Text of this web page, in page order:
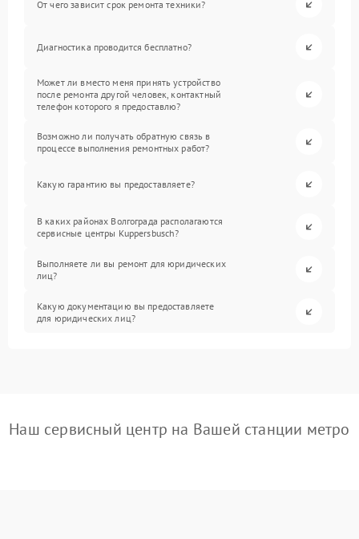
От чего зависит срок ремонта техники?
Диагностика проводится бесплатно?
Может ли вместо меня принять устройство
после ремонта другой человек, контактный
телефон которого я предоставлю?
Возможно ли получать обратную связь в
процессе выполнения ремонтных работ?
Какую гарантию вы предоставляете?
В каких районах Волгограда располагаются
сервисные центры Kuppersbusch?
Выполняете ли вы ремонт для юридических
лиц?
Какую документацию вы предоставляете
для юридических лиц?
Наш сервисный центр на Вашей станции метро